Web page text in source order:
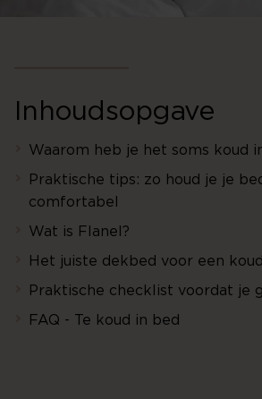
Inhoudsopgave
Waarom heb je het soms koud
Praktische tips: zo houd je je
comfortabel
Wat is Flanel?
Het juiste dekbed voor een
Praktische checklist voordat je
FAQ - Te koud in bed